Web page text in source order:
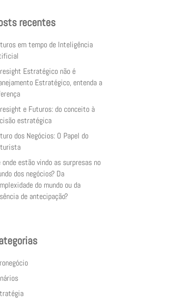
recentes
em tempo de Inteligência
Estratégico não é
Estratégico, entenda a
e Futuros: do conceito à
estratégica
dos Negócios: O Papel do
onde estão vindo as surpresas no
dos negócios? Da
do mundo ou da
de antecipação?